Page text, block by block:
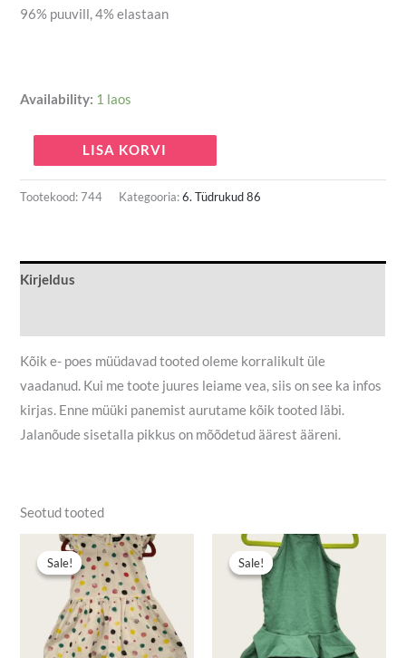
96% puuvill, 4% elastaan
Availability: 1 laos
LISA KORVI
Tootekood:744 Kategooria:6. Tüdrukud 86
Kirjeldus
Kõik e- poes müüdavad tooted oleme korralikult üle
vaadanud. Kui me toote juures leiame vea, siis on see ka infos
kirjas. Enne müüki panemist aurutame kõik tooted läbi.
Jalanõude sisetalla pikkus on mõõdetud äärest ääreni.
Seotud tooted
Sale!
Sale!
Algne
hind
oli:
5,50 €.
Praegune
hind
on:
4,00 €.
Sale!
Sale!
Algne
hind
oli:
6,90 €.
Praegune
hind
on: